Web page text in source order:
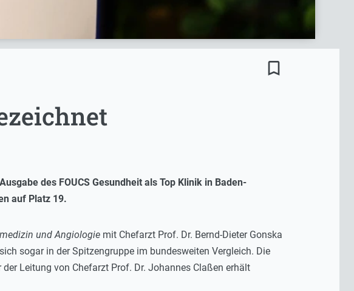
bookmark_border
des FOUCS Gesundheit als Top Klinik in Baden-
auf Platz 19.
und Angiologie mit Chefarzt Prof. Dr. Bernd-Dieter Gonska
sogar in der Spitzengruppe im bundesweiten Vergleich. Die
der Leitung von Chefarzt Prof. Dr. Johannes Claßen erhält